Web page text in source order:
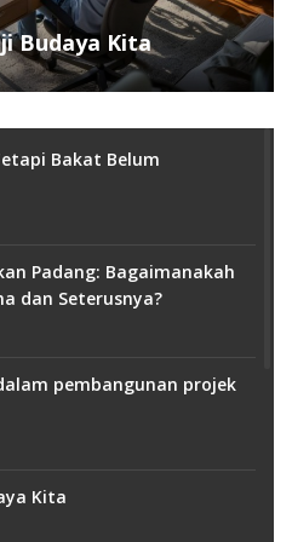
Senaman
Fitness Game dan
Otot
Bakat Belum
Padang: Bagaimanakah
dan Seterusnya?
pembangunan projek
Kita